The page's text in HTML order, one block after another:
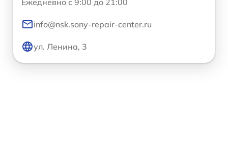
Ежедневно с 9:00 до 21:00
info@nsk.sony-repair-center.ru
ул. Ленина, 3